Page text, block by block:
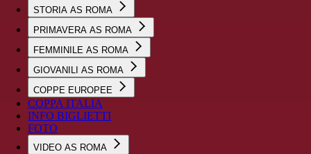
STORIA AS ROMA
PRIMAVERA AS ROMA
FEMMINILE AS ROMA
GIOVANILI AS ROMA
COPPE EUROPEE
COPPA ITALIA
INFO BIGLIETTI
FOTO
VIDEO AS ROMA